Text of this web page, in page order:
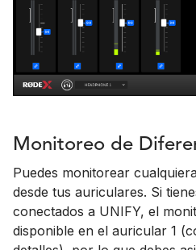
Monitoreo de
Puedes monitorear
desde tus auriculares. Si
conectados a UNIFY, el
disponible en el auricular 1